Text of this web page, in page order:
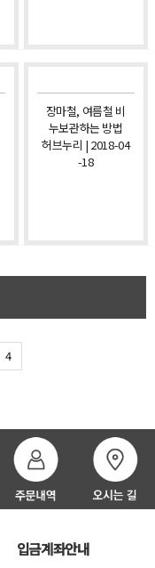
장마철, 여름철 비
누보관하는 방법
허브누리 | 2018-04
-18
4
입금계좌안내